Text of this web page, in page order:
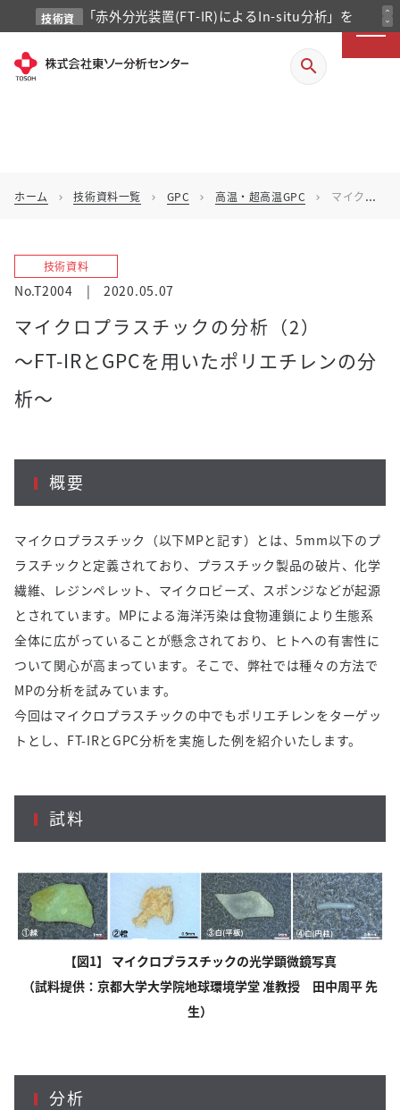
技術資
料
「赤外分光装置(FT-IR)によるIn-situ分析」を
掲載しました
expand_less
expand_more
search
ホーム chevron_right 技術資料一覧 chevron_right GPC chevron_right 高温・超高温GPC chevron_right マイクロプラスチックの分析（2）
技術資料
No.T2004 | 2020.05.07
マイクロプラスチックの分析（2）
～FT-IRとGPCを用いたポリエチレンの分
析～
概要
マイクロプラスチック（以下MPと記す）とは、5mm以下のプ
ラスチックと定義されており、プラスチック製品の破片、化学
繊維、レジンペレット、マイクロビーズ、スポンジなどが起源
とされています。MPによる海洋汚染は食物連鎖により生態系
全体に広がっていることが懸念されており、ヒトへの有害性に
ついて関心が高まっています。そこで、弊社では種々の方法で
MPの分析を試みています。
今回はマイクロプラスチックの中でもポリエチレンをターゲッ
トとし、FT-IRとGPC分析を実施した例を紹介いたします。
試料
【図1】 マイクロプラスチックの光学顕微鏡写真
（試料提供：京都大学大学院地球環境学堂 准教授 田中周平 先
生）
分析